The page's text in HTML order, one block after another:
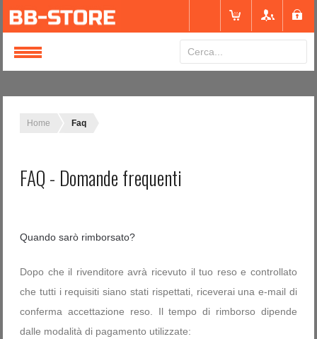
Home Faq
FAQ - Domande frequenti
Quando sarò rimborsato?
Dopo che il rivenditore avrà ricevuto il tuo reso e controllato
che tutti i requisiti siano stati rispettati, riceverai una e-mail di
conferma accettazione reso. Il tempo di rimborso dipende
dalle modalità di pagamento utilizzate:
Login
Password dimenticata?